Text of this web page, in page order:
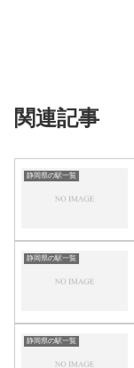
関連記事
静岡県の駅一覧
静岡県の駅一覧
静岡県の駅一覧